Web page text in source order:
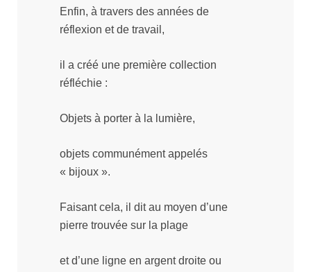
Enfin, à travers des années de
réflexion et de travail,
il a créé une première collection
réfléchie :
Objets à porter à la lumière,
objets communément appelés
« bijoux ».
Faisant cela, il dit au moyen d’une
pierre trouvée sur la plage
et d’une ligne en argent droite ou